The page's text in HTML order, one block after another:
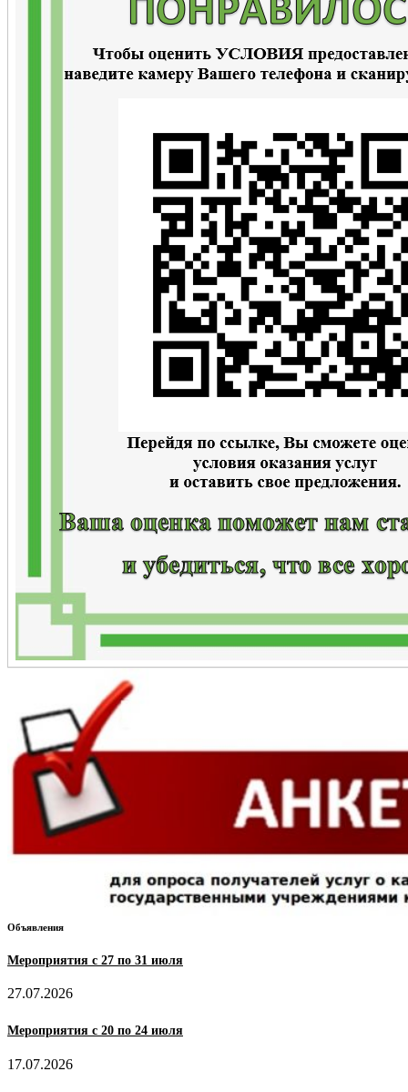
Объявления
Мероприятия с 27 по 31 июля
27.07.2026
Мероприятия с 20 по 24 июля
17.07.2026